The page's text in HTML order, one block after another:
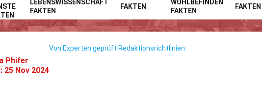
LEBENSWISSENSCHAFT
FAKTEN
FAKTEN
WOHLBEFINDEN
FAKTEN
FAKTEN
Über Gewächshaus
Phifer
25 Nov 2024
Von Experten geprüft Redaktionsrichtlinien